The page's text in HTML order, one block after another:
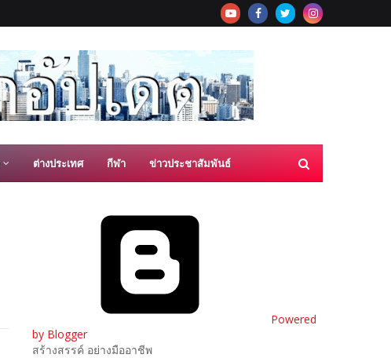
ต่างประเทศ กีฬา ข่าวประชาสัมพันธ์
Powered
by Blogger
สร้างสรรค์ อย่างมืออาชีพ